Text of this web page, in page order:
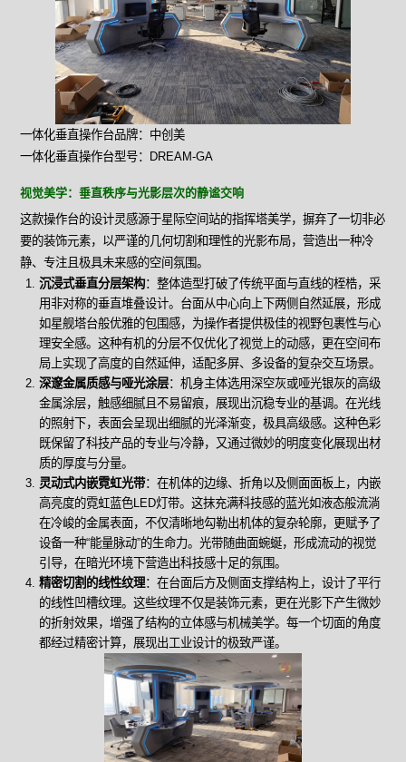
一体化垂直操作台品牌：中创美
一体化垂直操作台型号：DREAM-GA
视觉美学：垂直秩序与光影层次的静谧交响
这款操作台的设计灵感源于星际空间站的指挥塔美学，摒弃了一切非必
要的装饰元素，以严谨的几何切割和理性的光影布局，营造出一种冷
静、专注且极具未来感的空间氛围。
沉浸式垂直分层架构：整体造型打破了传统平面与直线的桎梏，采
用非对称的垂直堆叠设计。台面从中心向上下两侧自然延展，形成
如星舰塔台般优雅的包围感，为操作者提供极佳的视野包裹性与心
理安全感。这种有机的分层不仅优化了视觉上的动感，更在空间布
局上实现了高度的自然延伸，适配多屏、多设备的复杂交互场景。
深邃金属质感与哑光涂层：机身主体选用深空灰或哑光银灰的高级
金属涂层，触感细腻且不易留痕，展现出沉稳专业的基调。在光线
的照射下，表面会呈现出细腻的光泽渐变，极具高级感。这种色彩
既保留了科技产品的专业与冷静，又通过微妙的明度变化展现出材
质的厚度与分量。
灵动式内嵌霓虹光带：在机体的边缘、折角以及侧面面板上，内嵌
高亮度的霓虹蓝色LED灯带。这抹充满科技感的蓝光如液态般流淌
在冷峻的金属表面，不仅清晰地勾勒出机体的复杂轮廓，更赋予了
设备一种“能量脉动”的生命力。光带随曲面蜿蜒，形成流动的视觉
引导，在暗光环境下营造出科技感十足的氛围。
精密切割的线性纹理：在台面后方及侧面支撑结构上，设计了平行
的线性凹槽纹理。这些纹理不仅是装饰元素，更在光影下产生微妙
的折射效果，增强了结构的立体感与机械美学。每一个切面的角度
都经过精密计算，展现出工业设计的极致严谨。